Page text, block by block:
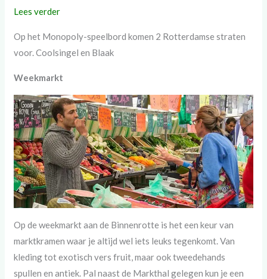
Lees verder
Op het Monopoly-speelbord komen 2 Rotterdamse straten
voor. Coolsingel en Blaak
Weekmarkt
Op de weekmarkt aan de Binnenrotte is het een keur van
marktkramen waar je altijd wel iets leuks tegenkomt. Van
kleding tot exotisch vers fruit, maar ook tweedehands
spullen en antiek. Pal naast de Markthal gelegen kun je een